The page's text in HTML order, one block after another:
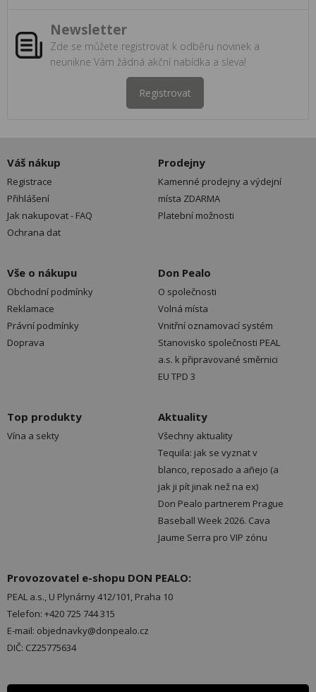
Newsletter
Zde se můžete registrovat k odběru novinek a
neunikne Vám žádná akční nabídka a sleva!
Registrovat
Váš nákup
Registrace
Přihlášení
Jak nakupovat - FAQ
Ochrana dat
Prodejny
Kamenné prodejny a výdejní
místa ZDARMA
Platební možnosti
Vše o nákupu
Obchodní podmínky
Reklamace
Právní podmínky
Doprava
Don Pealo
O společnosti
Volná místa
Vnitřní oznamovací systém
Stanovisko společnosti PEAL
a.s. k připravované směrnici
EU TPD 3
Top produkty
Vína a sekty
Aktuality
Všechny aktuality
Tequila: jak se vyznat v
blanco, reposado a añejo (a
jak ji pít jinak než na ex)
Don Pealo partnerem Prague
Baseball Week 2026. Cava
Jaume Serra pro VIP zónu
Provozovatel e-shopu DON PEALO:
PEAL a.s., U Plynárny 412/101, Praha 10
Telefon: +420 725 744 315
E-mail: objednavky@donpealo.cz
DIČ: CZ25775634